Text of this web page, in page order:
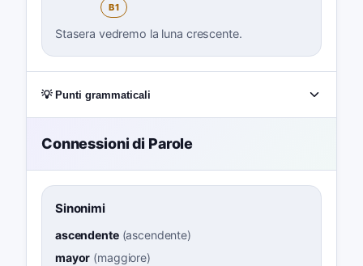
B1
Stasera vedremo la luna crescente.
💡 Punti grammaticali
Connessioni di Parole
Sinonimi
ascendente(ascendente)
mayor (maggiore)